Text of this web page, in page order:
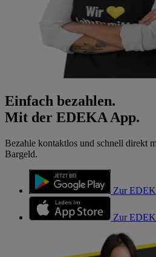
Einfach bezahlen.
Mit der EDEKA App.
Bezahle kontaktlos und schnell direkt
Bargeld.
Zur
Zur